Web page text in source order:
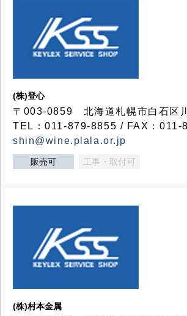
(株)登心
〒003-0859 北海道札幌市白石区
TEL：011-879-8855 / FAX：011-
shin@wine.plala.or.jp
販売可 工事・取付可
(株)村本金属